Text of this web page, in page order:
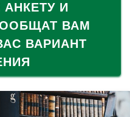
И
ВАМ
ВАРИАНТ